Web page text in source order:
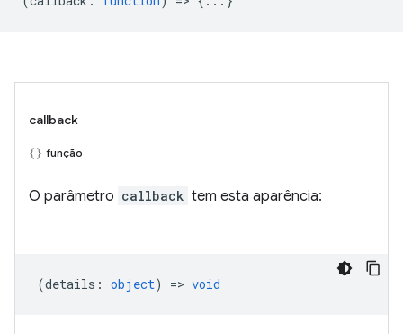
callback
função
O parâmetro callback tem esta aparência:
(details : object) => void